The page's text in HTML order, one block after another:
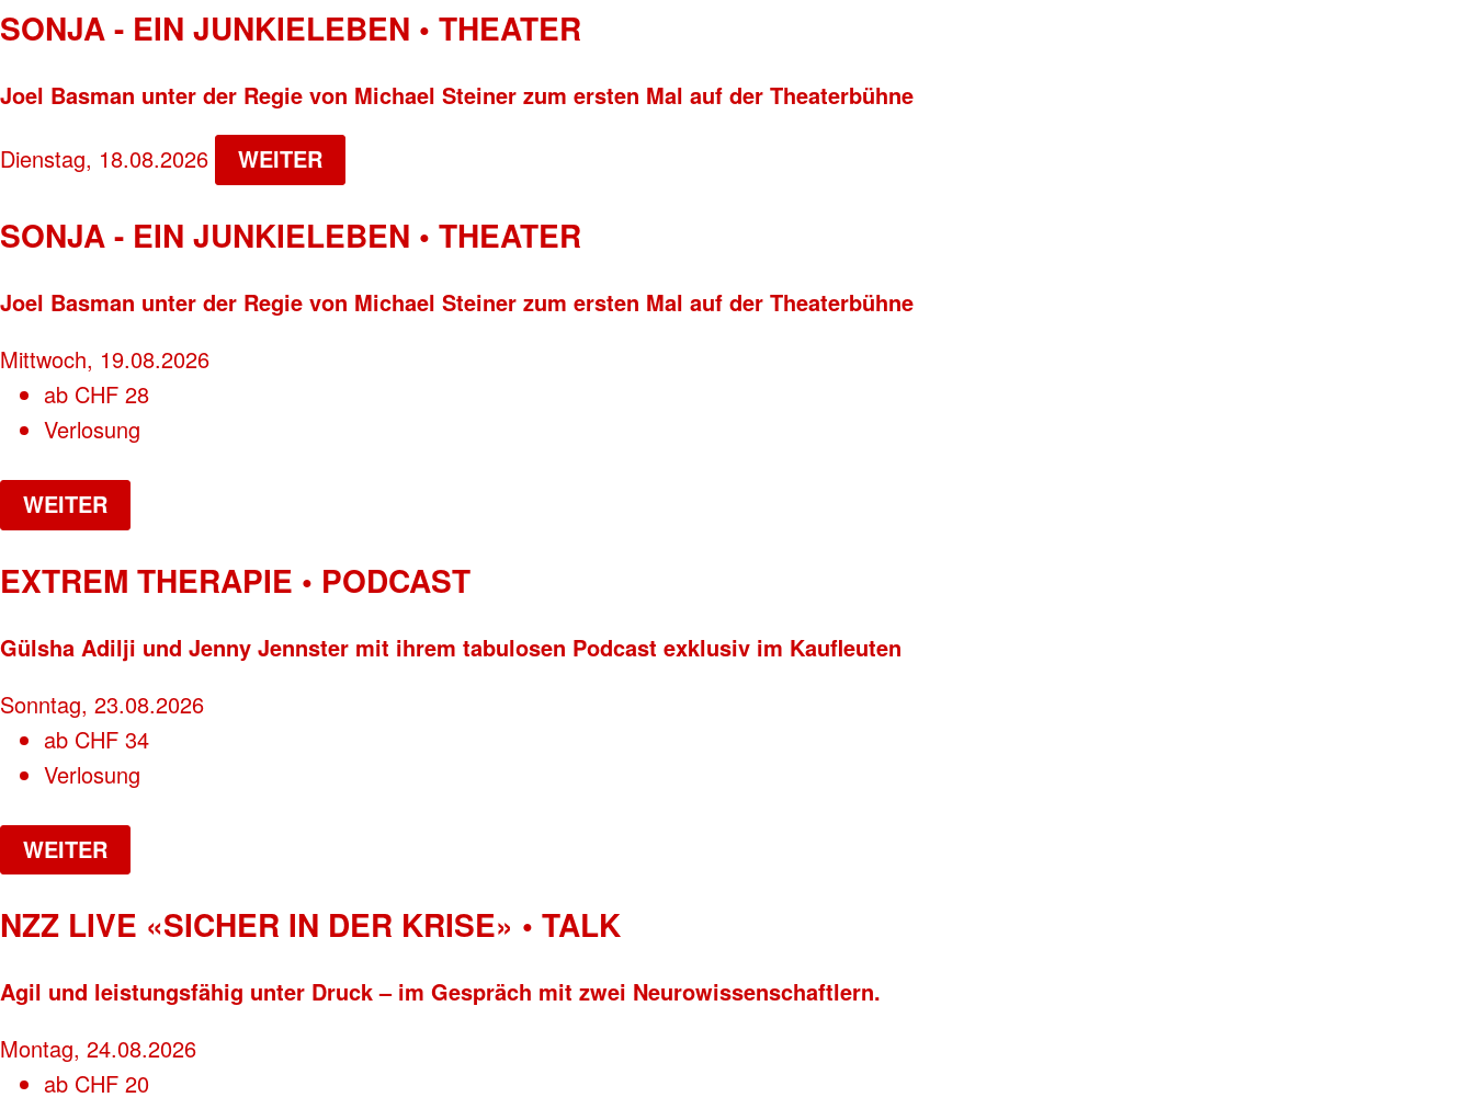
SONJA - EIN JUNKIELEBEN • THEATER
Joel Basman unter der Regie von Michael Steiner zum ersten Mal auf der Theaterbühne
Dienstag, 18.08.2026 WEITER
SONJA - EIN JUNKIELEBEN • THEATER
Joel Basman unter der Regie von Michael Steiner zum ersten Mal auf der Theaterbühne
Mittwoch, 19.08.2026
ab CHF 28
Verlosung
WEITER
EXTREM THERAPIE • PODCAST
Gülsha Adilji und Jenny Jennster mit ihrem tabulosen Podcast exklusiv im Kaufleuten
Sonntag, 23.08.2026
ab CHF 34
Verlosung
WEITER
NZZ LIVE «SICHER IN DER KRISE» • TALK
Agil und leistungsfähig unter Druck – im Gespräch mit zwei Neurowissenschaftlern.
Montag, 24.08.2026
ab CHF 20